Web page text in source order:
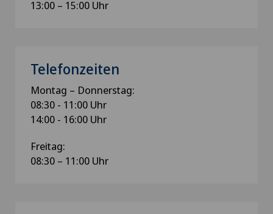
13:00 – 15:00 Uhr
Telefonzeiten
Montag – Donnerstag:
08:30 - 11:00 Uhr
14:00 - 16:00 Uhr
Freitag:
08:30 – 11:00 Uhr